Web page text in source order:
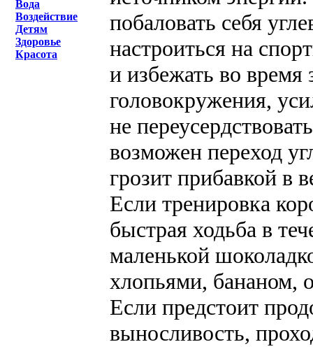
Вода
Воздействие
Детям
Здоровье
Красота
побаловать себя
настроиться на
и избежать во
головокружения,
не
возможен переход
грозит прибавкой в
Если тренировка
быстрая ходьба в
маленькой
хлопьями, бананом,
Если предстоит
выносливость,